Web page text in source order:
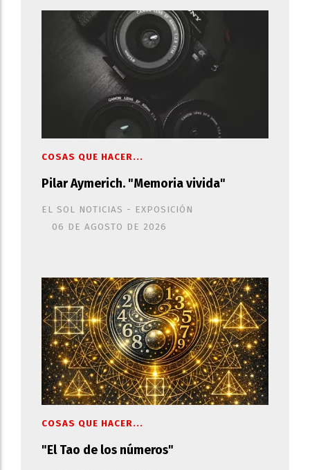
Pilar Aymerich. "Memoria vivida"
EL SOL NOTICIAS - EXPOSICIÓN
COSAS QUE HACER...
06 DE AGOSTO DE 2026
"El Tao de los números"
COSAS QUE HACER...